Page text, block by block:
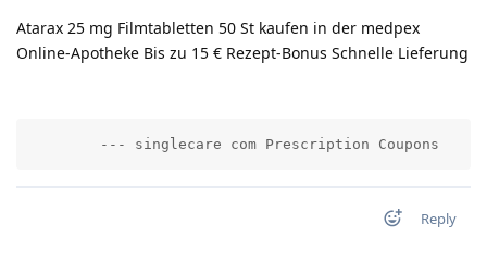
Atarax 25 mg Filmtabletten 50 St kaufen in der medpex
Online-Apotheke Bis zu 15 € Rezept-Bonus Schnelle Lieferung
--- singlecare com Prescription
Reply